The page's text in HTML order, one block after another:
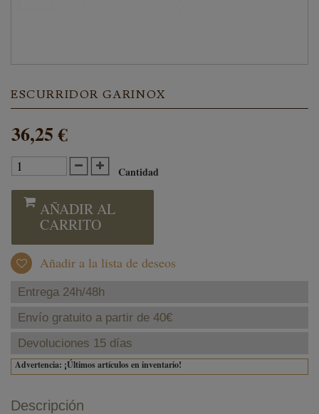
ESCURRIDOR GARINOX
36,25 €
Cantidad
AÑADIR AL
CARRITO
Añadir a la lista de deseos
Entrega 24h/48h
Envío gratuito a partir de 40€
Devoluciones 15 días
Advertencia: ¡Últimos artículos en inventario!
Descripción